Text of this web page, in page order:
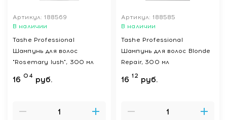
Артикул: 188569
В наличии
Tashe Professional
Шампунь для волос
"Rosemary lush", 300 мл
16 04 руб.
Артикул: 188585
В наличии
Tashe Professional
Шампунь для волос Blonde
Repair, 300 мл
16 12 руб.